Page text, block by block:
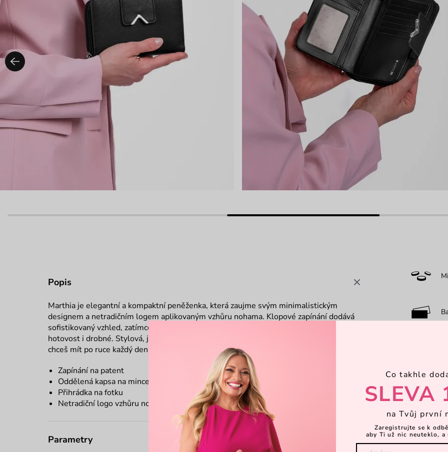
Popis
Marthia je elegantní a kompaktní peněženka, která zaujme svým minimalistickým
designem a netradičním logem aplikovaným vzhůru nohama. Klopové zapínání dodává
sofistikovaný vzhled, zatímco uvnitř najdeš prakticky rozvržený prostor na karty,
hotovost i drobné. Stylová, jednoduchá a dokonale promyšlená – přesně taková, jakou
chceš mít po ruce každý den.
Zapínání na patent
Oddělená kapsa na mince na zip
Přihrádka na fotku
Netradiční logo vzhůru nohama
Parametry
Co takhle
SLEVA
na Tvůj první
Zaregistrujte se k
aby Ti už nic neuteklo, a